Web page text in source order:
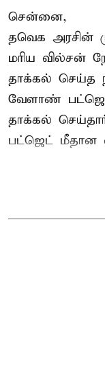
சென்னை,
தவெக அரசின்
மரிய வில்சன்
தாக்கல் செய்த
வேளாண்
தாக்கல்
பட்ஜெட் மீதான